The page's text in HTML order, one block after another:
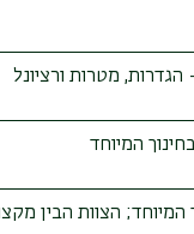
מטרות ורציונל
המיוחד
המיוחד; הצוות הבין